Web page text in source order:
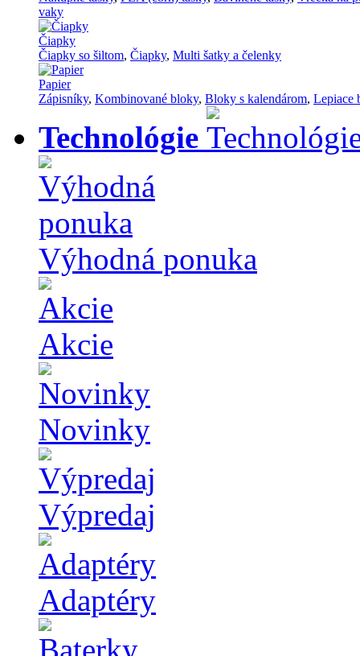
vaky
Čiapky
Čiapky so šiltom, Čiapky, Multi šatky a čelenky
Papier
Zápisníky, Kombinované bloky, Bloky s kalendárom, Lepiace
Technológie
Výhodná ponuka
Akcie
Novinky
Výpredaj
Adaptéry